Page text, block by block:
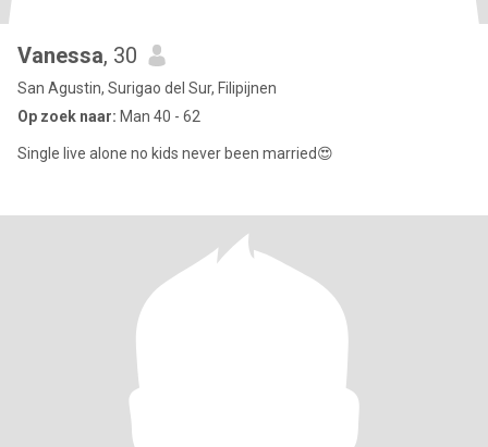
Vanessa, 30
San Agustin, Surigao del Sur, Filipijnen
Op zoek naar: Man 40 - 62
Single live alone no kids never been married😍